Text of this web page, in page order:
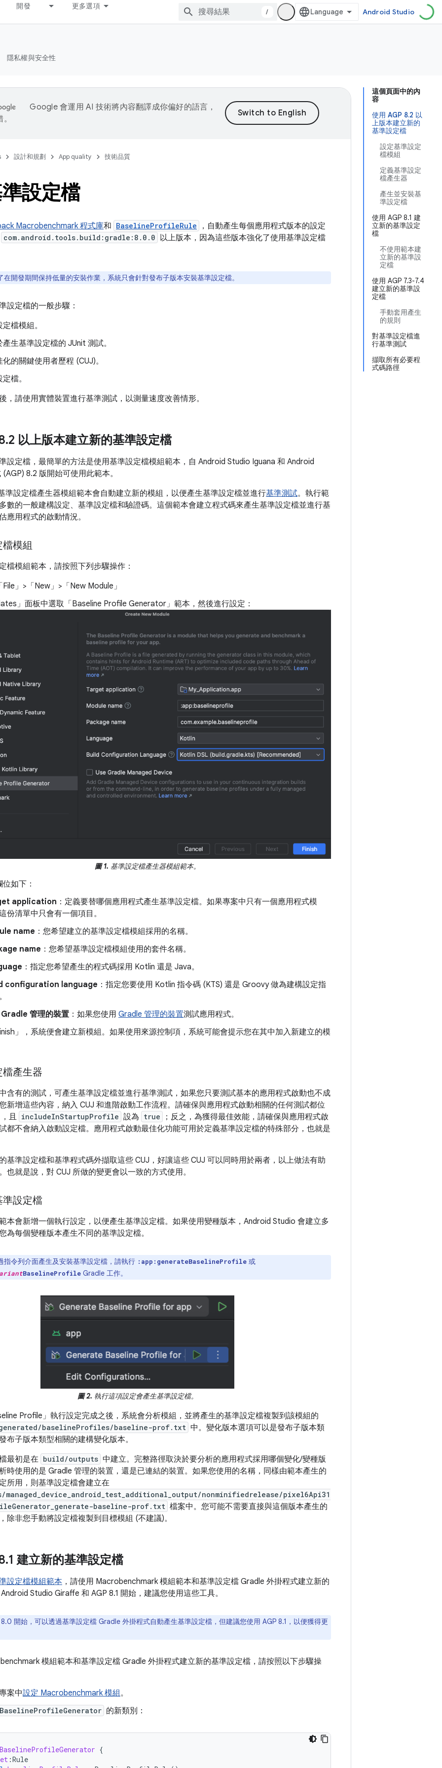
開發 更多選項
/ Android Studio
隱私權與安全性
這個頁面中的內
容
使用 AGP 8.2 以
上版本建立新的
基準設定檔
設定基準設定
檔模組
定義基準設定
檔產生器
產生並安裝基
準設定檔
使用 AGP 8.1 建
立新的基準設定
檔
不使用範本建
立新的基準設
定檔
使用 AGP 7.3-7.4
建立新的基準設
定檔
手動套用產生
的規則
對基準設定檔進
行基準測試
擷取所有必要程
式碼路徑
Google 會運用 AI 技術將內容翻譯成你偏好的語言，
設計和規劃 App quality 技術品質
設定檔
Macrobenchmark 程式庫和 BaselineProfileRule
，自動產生每個應用程式版本的設定
com.android.tools.build:gradle:8.0.0 以上版本，因為這些版本強化了使用基準設定檔
在開發期間保持低量的安裝作業，系統只會針對發布子版本安裝基準設定檔。
設定檔的一般步驟：
檔模組。
生基準設定檔的 JUnit 測試。
的關鍵使用者歷程 (CUJ)。
檔。
，請使用實體裝置進行基準測試，以測量速度改善情形。
.2 以上版本建立新的基準設定檔
設定檔，最簡單的方法是使用基準設定檔模組範本，自 Android Studio Iguana 和 Android
8.2 版開始可使用此範本。
準設定檔產生器模組範本會自動建立新的模組，以便產生基準設定檔並進行基準測試。執行範
數的一般建構設定、基準設定檔和驗證碼。這個範本會建立程式碼來產生基準設定檔並進行基
應用程式的啟動情況。
模組
檔模組範本，請按照下列步驟操作：
」>「New」>「New Module」
」 面板中選取「Baseline Profile Generator」 範本，然後進行設定：
圖 1. 基準設定檔產生器模組範本。
如下：
application ：定義要替哪個應用程式產生基準設定檔。如果專案中只有一個應用程式模
份清單中只會有一個項目。
name ：您希望建立的基準設定檔模組採用的名稱。
name ：您希望基準設定檔模組使用的套件名稱。
：指定您希望產生的程式碼採用 Kotlin 還是 Java。
configuration language ：指定您要使用 Kotlin 指令碼 (KTS) 還是 Groovy 做為建構設定指
管理的裝置 ：如果您使用 Gradle 管理的裝置測試應用程式。
」
，系統便會建立新模組。如果使用來源控制項，系統可能會提示您在其中加入新建立的模
產生器
含有的測試，可產生基準設定檔並進行基準測試，如果您只要測試基本的應用程式啟動也不成
新增這些內容，納入 CUJ 和進階啟動工作流程。請確保與應用程式啟動相關的任何測試都位
且
includeInStartupProfile 設為 true
；反之，為獲得最佳效能，請確保與應用程式啟
都不會納入啟動設定檔。應用程式啟動最佳化功能可用於定義基準設定檔的特殊部分，也就是
基準設定檔和基準程式碼外擷取這些 CUJ，好讓這些 CUJ 可以同時用於兩者，以上做法有助
也就是說，對 CUJ 所做的變更會以一致的方式使用。
設定檔
本會新增一個執行設定，以便產生基準設定檔。如果使用變種版本，Android Studio 會建立多
為每個變種版本產生不同的基準設定檔。
指令列介面產生及安裝基準設定檔，請執行 :app:generateBaselineProfile 或
BaselineProfile Gradle 工作。
圖 2. 執行這項設定會產生基準設定檔。
Profile」 執行設定完成之後，系統會分析模組，並將產生的基準設定檔複製到該模組的
baselineProfiles/baseline-prof.txt 中。變化版本選項可以是發布子版本類
布子版本類型相關的建構變化版本。
最初是在 build/outputs 中建立。完整路徑取決於要分析的應用程式採用哪個變化/變種版
時使用的是 Gradle 管理的裝置，還是已連結的裝置。如果您使用的名稱，同樣由範本產生的
所用，則基準設定檔會建立在
nonminifiedrelease/pixel6Api31
baseline-prof.txt 檔案中。您可能不需要直接與這個版本產生的
除非您手動將設定檔複製到目標模組 (不建議)。
.1 建立新的基準設定檔
設定檔模組範本 ，請使用 Macrobenchmark 模組範本和基準設定檔 Gradle 外掛程式建立新的
Studio Giraffe 和 AGP 8.1 開始，建議您使用這些工具。
開始，可以透過基準設定檔 Gradle 外掛程式自動產生基準設定檔，但建議您使用 AGP 8.1，以便獲得更
模組範本和基準設定檔 Gradle 外掛程式建立新的基準設定檔，請按照以下步驟操
案中設定 Macrobenchmark 模組。
BaselineProfileGenerator 的新類別：
BaselineProfileGenerator {
:Rule